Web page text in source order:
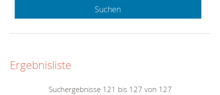
Suchen
Ergebnisliste
Suchergebnisse 121 bis 127 von 127